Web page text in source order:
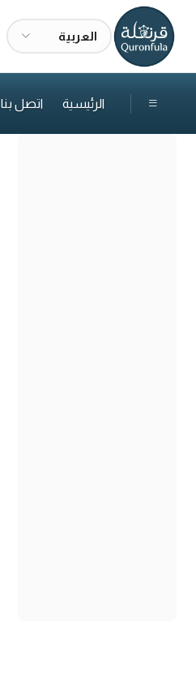
العربية
الرئيسية اتصل بنا